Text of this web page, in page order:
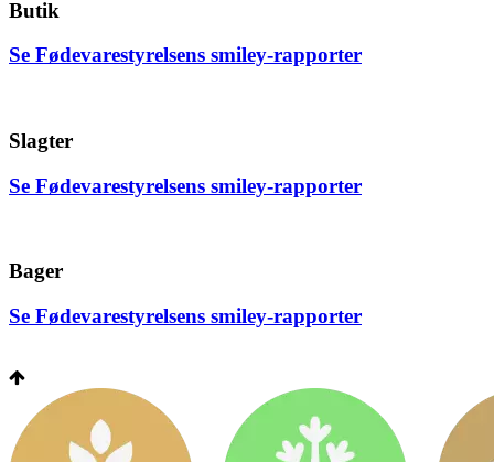
Butik
Se Fødevarestyrelsens smiley-rapporter
Slagter
Se Fødevarestyrelsens smiley-rapporter
Bager
Se Fødevarestyrelsens smiley-rapporter